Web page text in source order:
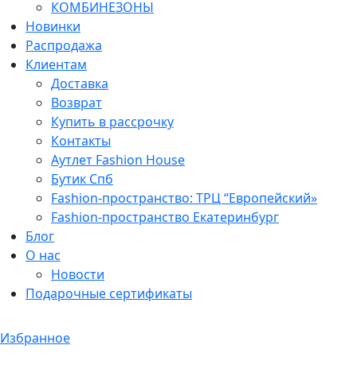
КОМБИНЕЗОНЫ
Новинки
Распродажа
Клиентам
Доставка
Возврат
Купить в рассрочку
Контакты
Аутлет Fashion House
Бутик Спб
Fashion-пространство: ТРЦ “Европейский»
Fashion-пространство Екатеринбург
Блог
О нас
Новости
Подарочные сертификаты
Избранное